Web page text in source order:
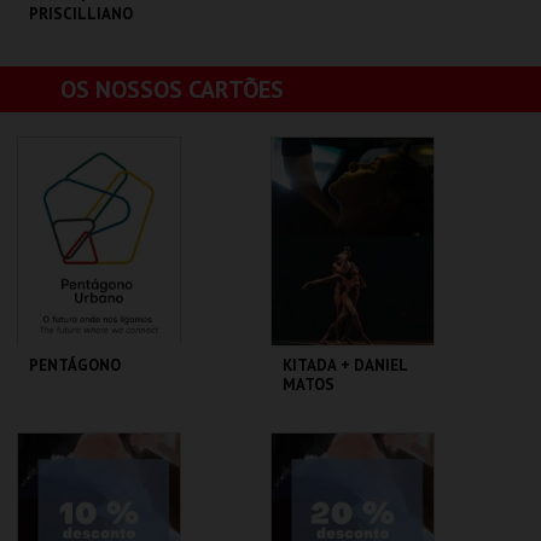
PRISCILLIANO
C. CULTURAL VILA
COMPRAR
OS NOSSOS CARTÕES
PENTÁGONO
URBANO
AQUISIÇÃO
MAIS INFO
KITADA + DANIEL
MATOS
AQUISIÇÃO
MAIS INFO